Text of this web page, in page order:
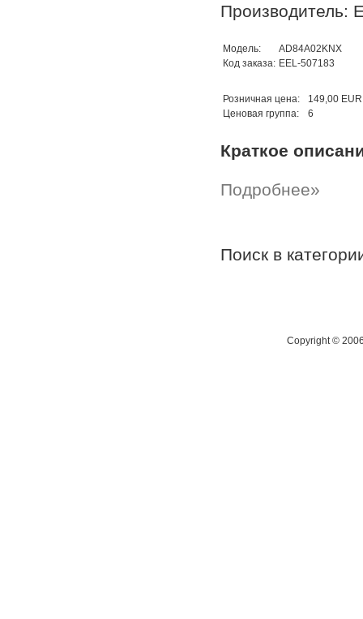
Производитель:
Модель:
AD84A02KNX
Код заказа: EEL-507183
Розничная цена:
149,00 EUR
Ценовая группа:
6
Краткое
Подробнее»
Поиск в
Copyright ©